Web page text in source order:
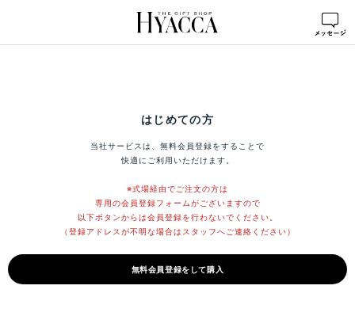
はじめての方
当社サービスは、無料会員登録をすることで
快適にご利用いただけます。
※式場経由でご注文の方は
専用の会員登録フォームがございますので
以下ボタンからは会員登録を行わないでください。
（登録アドレスが不明な場合はスタッフへご連絡ください）
無料会員登録をして購入